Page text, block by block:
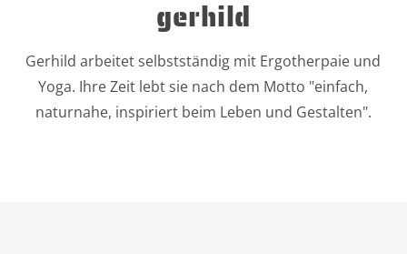
gerhild
Gerhild arbeitet selbstständig mit Ergotherpaie und
Yoga. Ihre Zeit lebt sie nach dem Motto "einfach,
naturnahe, inspiriert beim Leben und Gestalten".